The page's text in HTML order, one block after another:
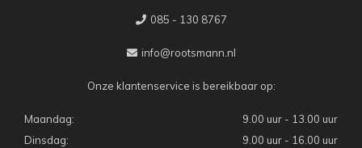
085 - 130 8767
info@rootsmann.nl
Onze klantenservice is bereikbaar op:
Maandag:
9.00 uur - 13.00 uur
Dinsdag:
9.00 uur - 16.00 uur